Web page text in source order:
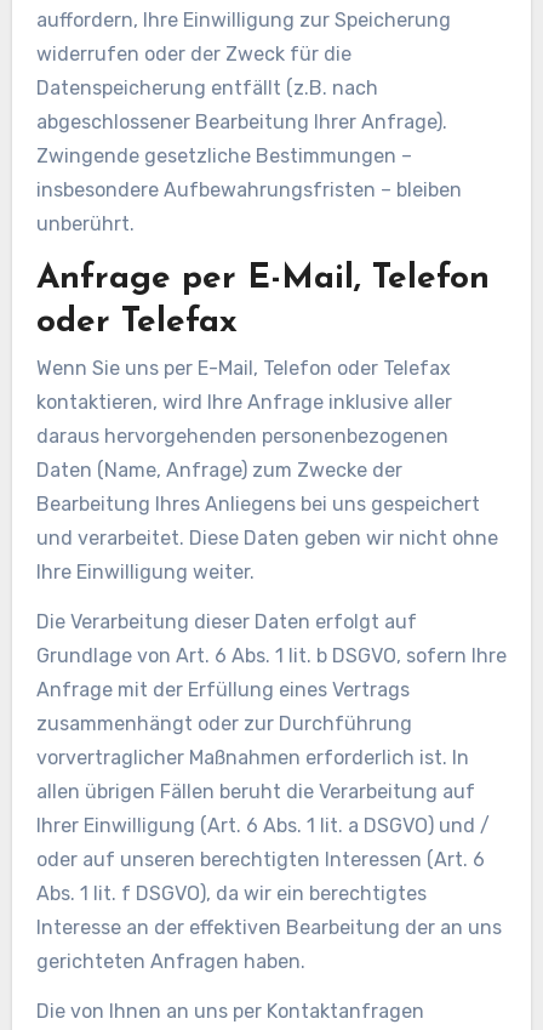
auffordern, Ihre Einwilligung zur Speicherung
widerrufen oder der Zweck für die
Datenspeicherung entfällt (z.B. nach
abgeschlossener Bearbeitung Ihrer Anfrage).
Zwingende gesetzliche Bestimmungen –
insbesondere Aufbewahrungsfristen – bleiben
unberührt.
Anfrage per E-Mail, Telefon
oder Telefax
Wenn Sie uns per E-Mail, Telefon oder Telefax
kontaktieren, wird Ihre Anfrage inklusive aller
daraus hervorgehenden personenbezogenen
Daten (Name, Anfrage) zum Zwecke der
Bearbeitung Ihres Anliegens bei uns gespeichert
und verarbeitet. Diese Daten geben wir nicht ohne
Ihre Einwilligung weiter.
Die Verarbeitung dieser Daten erfolgt auf
Grundlage von Art. 6 Abs. 1 lit. b DSGVO, sofern Ihre
Anfrage mit der Erfüllung eines Vertrags
zusammenhängt oder zur Durchführung
vorvertraglicher Maßnahmen erforderlich ist. In
allen übrigen Fällen beruht die Verarbeitung auf
Ihrer Einwilligung (Art. 6 Abs. 1 lit. a DSGVO) und /
oder auf unseren berechtigten Interessen (Art. 6
Abs. 1 lit. f DSGVO), da wir ein berechtigtes
Interesse an der effektiven Bearbeitung der an uns
gerichteten Anfragen haben.
Die von Ihnen an uns per Kontaktanfragen